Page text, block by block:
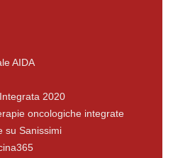
AIDA
2020
oncologiche integrate
su Sanissimi